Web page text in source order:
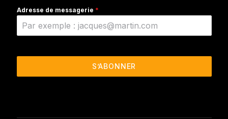
Adresse de messagerie *
S’ABONNER